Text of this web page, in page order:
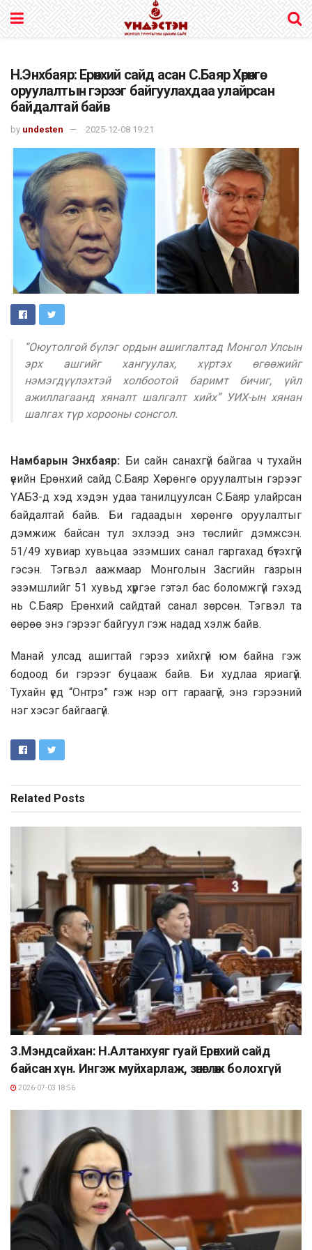
Н.Энхбаяр: Ерөнхий сайд асан С.Баяр Хөрөнгө
оруулалтын гэрээг байгуулахдаа улайрсан
байдалтай байв
by undesten 2025-12-08 19:21
“Оюутолгой бүлэг ордын ашиглалтад Монгол Улсын
эрх ашгийг хангуулах, хүртэх өгөөжийг
нэмэгдүүлэхтэй холбоотой баримт бичиг, үйл
ажиллагаанд хяналт шалгалт хийх” УИХ-ын хянан
шалгах түр хорооны сонсгол.
Намбарын Энхбаяр: Би сайн санахгүй байгаа ч тухайн
үеийн Ерөнхий сайд С.Баяр Хөрөнгө оруулалтын гэрээг
ҮАБЗ-д хэд хэдэн удаа танилцуулсан С.Баяр улайрсан
байдалтай байв. Би гадаадын хөрөнгө оруулалтыг
дэмжиж байсан тул эхлээд энэ төслийг дэмжсэн.
51/49 хувиар хувьцаа эзэмших санал гаргахад бүтэхгүй
гэсэн. Тэгвэл аажмаар Монголын Засгийн газрын
эзэмшлийг 51 хувьд хүргэе гэтэл бас боломжгүй гэхэд
нь С.Баяр Ерөнхий сайдтай санал зөрсөн. Тэгвэл та
өөрөө энэ гэрээг байгуул гэж надад хэлж байв.
Манай улсад ашигтай гэрээ хийхгүй юм байна гэж
бодоод би гэрээг буцааж байв. Би худлаа яриагүй.
Тухайн үед “Онтрэ” гэж нэр огт гараагүй, энэ гэрээний
нэг хэсэг байгаагүй.
Related Posts
З.Мэндсайхан: Н.Алтанхуяг гуай Ерөнхий сайд
байсан хүн. Ингэж муйхарлаж, зөнөглөж болохгүй
2026-07-03 18:56